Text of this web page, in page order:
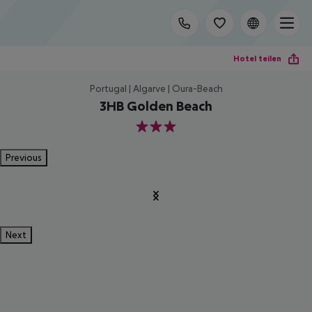
Hotel teilen
Portugal | Algarve | Oura-Beach
3HB Golden Beach
3
Previous
Next